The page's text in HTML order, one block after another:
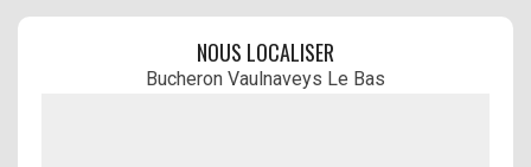
NOUS LOCALISER
Bucheron Vaulnaveys Le Bas